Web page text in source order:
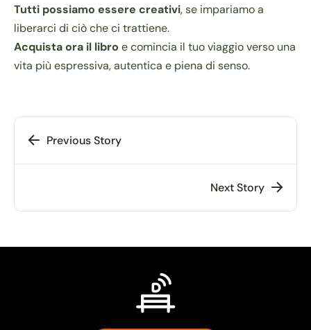
Tutti possiamo essere creativi, se impariamo a
liberarci di ciò che ci trattiene.
Acquista ora il libro e comincia il tuo viaggio verso una
vita più espressiva, autentica e piena di senso.
Previous Story
Next Story